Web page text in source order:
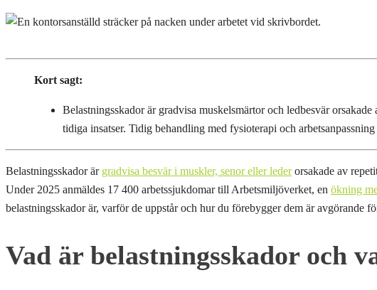
Kort sagt:
Belastningsskador är gradvisa muskelsmärtor och ledbesvär
tidiga insatser. Tidig behandling med fysioterapi och
Belastningsskador är gradvisa besvär i muskler, senor eller lederorsakade av
Under 2025 anmäldes 17 400 arbetssjukdomar till Arbetsmiljöverket, en ökning
belastningsskador är, varför de uppstår och hur du förebygger dem är avgörande
Vad är belastningsskador och